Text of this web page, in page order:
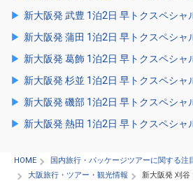
新大阪発 武豊 1泊2日 早トクスペシャ
新大阪発 蒲田 1泊2日 早トクスペシャ
新大阪発 葛飾 1泊2日 早トクスペシャ
新大阪発 杉並 1泊2日 早トクスペシャ
新大阪発 磯部 1泊2日 早トクスペシャ
新大阪発 熱田 1泊2日 早トクスペシャ
HOME
国内旅行・パッケージツアーに関する注
大阪旅行・ツアー・観光情報
新大阪発 刈谷